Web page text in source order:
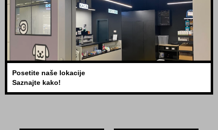
Posetite naše lokacije
Saznajte kako!